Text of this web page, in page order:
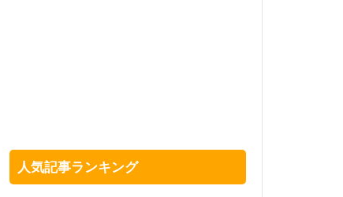
人気記事ランキング